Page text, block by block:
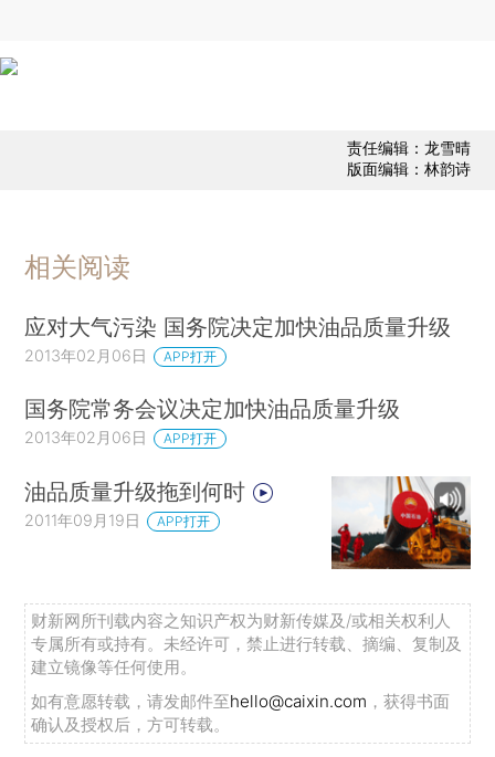
责任编辑：龙雪晴
版面编辑：林韵诗
相关阅读
应对大气污染 国务院决定加快油品质量升级
2013年02月06日 APP打开
国务院常务会议决定加快油品质量升级
2013年02月06日 APP打开
油品质量升级拖到何时
2011年09月19日 APP打开
财新网所刊载内容之知识产权为财新传媒及/或相关权利人
专属所有或持有。未经许可，禁止进行转载、摘编、复制及
建立镜像等任何使用。
如有意愿转载，请发邮件至hello@caixin.com ，获得书面
确认及授权后，方可转载。